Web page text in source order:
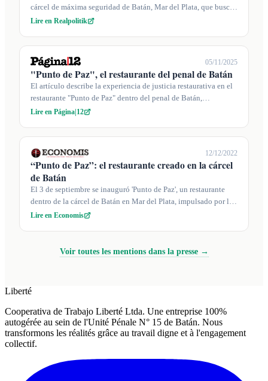
cárcel de máxima seguridad de Batán, Mar del Plata, que busca
restaurar la dignid...
Lire en Realpolitik
05/11/2025
"Punto de Paz", el restaurante del penal de Batán
El artículo describe la experiencia de justicia restaurativa en el
restaurante "Punto de Paz" dentro del penal de Batán,
promovida por la ab...
Lire en Página|12
12/12/2022
“Punto de Paz”: el restaurante creado en la cárcel
de Batán
El 3 de septiembre se inauguró 'Punto de Paz', un restaurante
dentro de la cárcel de Batán en Mar del Plata, impulsado por la
cooperativa Li...
Lire en Economis
Voir toutes les mentions dans la presse →
Liberté
Cooperativa de Trabajo Liberté Ltda. Une entreprise 100%
autogérée au sein de l'Unité Pénale N° 15 de Batán. Nous
transformons les réalités grâce au travail digne et à l'engagement
collectif.